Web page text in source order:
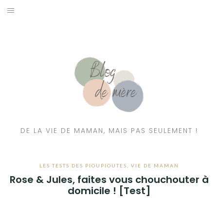
DE LA VIE DE MAMAN, MAIS PAS SEULEMENT !
LES TESTS DES PIOUPIOUTES VIE DE MAMAN
Rose & Jules, faites vous chouchouter à
domicile ! [Test]
RESSOURCES NUTRITION & PARENTALITÉ